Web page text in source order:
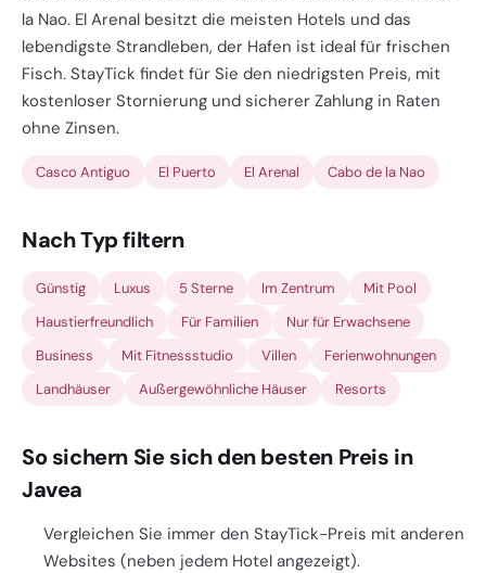
la Nao. El Arenal besitzt die meisten Hotels und das
lebendigste Strandleben, der Hafen ist ideal für frischen
Fisch. StayTick findet für Sie den niedrigsten Preis, mit
kostenloser Stornierung und sicherer Zahlung in Raten
ohne Zinsen.
Casco Antiguo El Puerto El Arenal Cabo de la Nao
Nach Typ filtern
Günstig Luxus 5 Sterne Im Zentrum
Mit Pool
Haustierfreundlich
Für Familien
Nur für Erwachsene
Business
Mit Fitnessstudio Villen
Ferienwohnungen
Landhäuser
Außergewöhnliche Häuser Resorts
So sichern Sie sich den besten Preis in
Javea
Vergleichen Sie immer den StayTick-Preis mit anderen
Websites (neben jedem Hotel angezeigt).